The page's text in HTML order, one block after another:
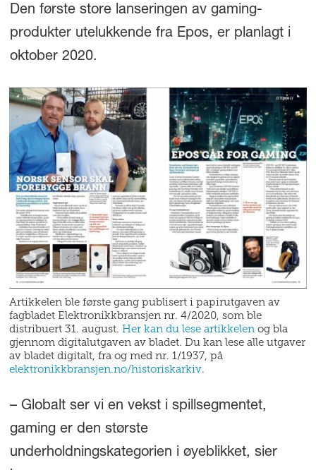
Den første store lanseringen av gaming-
produkter utelukkende fra Epos, er planlagt i
oktober 2020.
Artikkelen ble første gang publisert i papirutgaven av
fagbladet Elektronikkbransjen nr. 4/2020, som ble
distribuert 31. august.Her kan du lese artikkelen og bla
gjennom digitalutgaven av bladet. Du kan lese alle utgaver
av bladet digitalt, fra og med nr. 1/1937, på
elektronikkbransjen.no/historiskarkiv.
– Globalt ser vi en vekst i spillsegmentet,
gaming er den største
underholdningskategorien i øyeblikket, sier